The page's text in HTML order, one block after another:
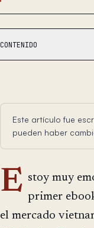
CONTENIDO
Este artículo fue
pueden haber
E stoy muy
primer
el mercado